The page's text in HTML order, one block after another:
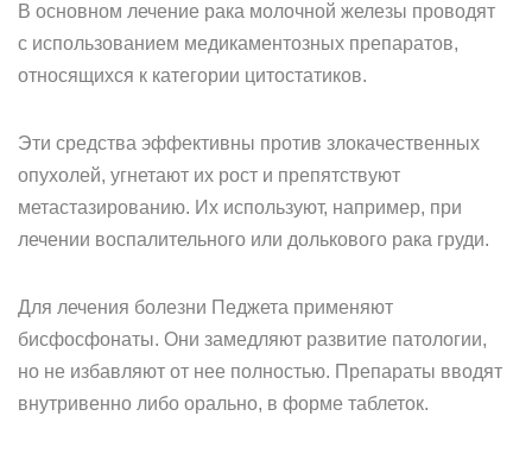
В основном лечение рака молочной железы проводят
с использованием медикаментозных препаратов,
относящихся к категории цитостатиков.
Эти средства эффективны против злокачественных
опухолей, угнетают их рост и препятствуют
метастазированию. Их используют, например, при
лечении воспалительного или долькового рака груди.
Для лечения болезни Педжета применяют
бисфосфонаты. Они замедляют развитие патологии,
но не избавляют от нее полностью. Препараты вводят
внутривенно либо орально, в форме таблеток.